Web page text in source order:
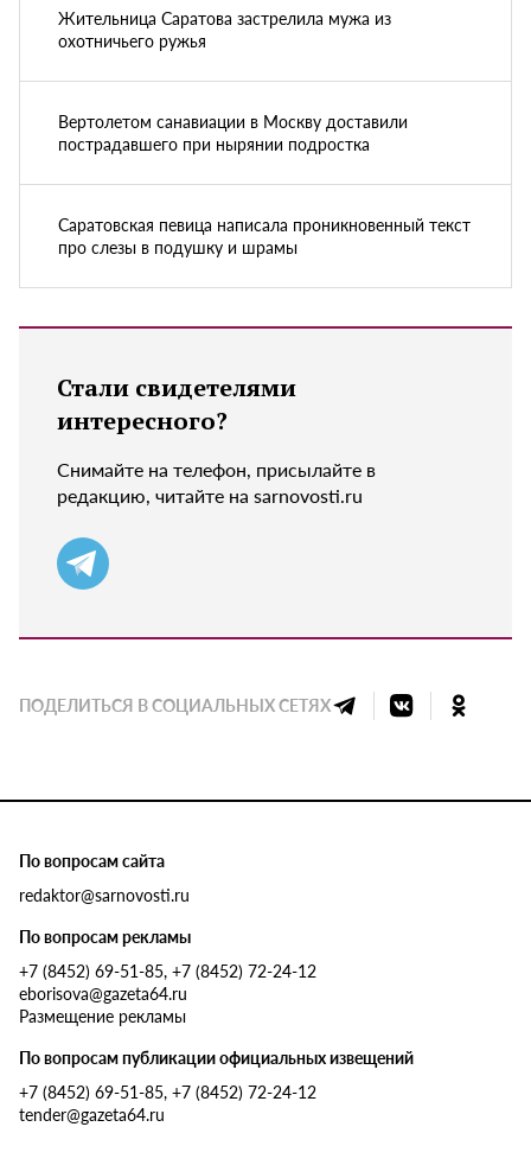
Жительница Саратова застрелила мужа из
охотничьего ружья
Вертолетом санавиации в Москву доставили
пострадавшего при нырянии подростка
Саратовская певица написала проникновенный текст
про слезы в подушку и шрамы
Стали свидетелями
интересного?
Снимайте на телефон, присылайте в
редакцию, читайте на sarnovosti.ru
ПОДЕЛИТЬСЯ В СОЦИАЛЬНЫХ СЕТЯХ
По вопросам сайта
redaktor@sarnovosti.ru
По вопросам рекламы
+7 (8452) 69-51-85, +7 (8452) 72-24-12
eborisova@gazeta64.ru
Размещение рекламы
По вопросам публикации официальных извещений
+7 (8452) 69-51-85, +7 (8452) 72-24-12
tender@gazeta64.ru